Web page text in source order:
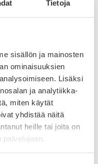
Tietoja
sisällön ja mainosten
ominaisuuksien
Lisäksi
ja analytiikka-
miten käytät
yhdistää näitä
heille tai joita on
remediation
Green Building